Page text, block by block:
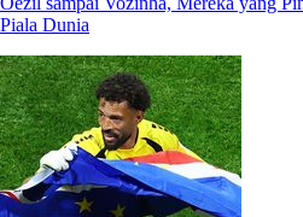
Piala Dunia